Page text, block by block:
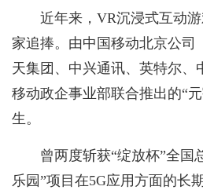
近年来，VR沉浸式互动
家追捧。由中国移动北京公司
天集团、中兴通讯、英特尔、
移动政企事业部联合推出的“
生。
曾两度斩获“绽放杯”全国
乐园”项目在5G应用方面的长